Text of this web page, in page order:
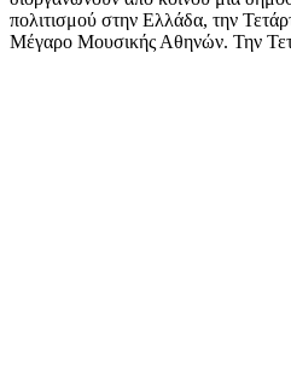
πολιτισμού στην Ελλάδα, την
Μέγαρο Μουσικής Αθηνών. Την